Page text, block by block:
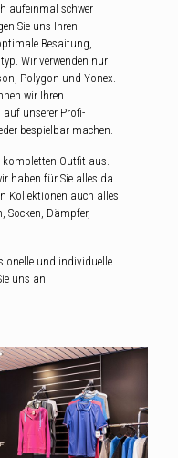
aufeinmal schwer
Sie uns Ihren
Besaitung,
Wir verwenden nur
Polygon und Yonex.
wir Ihren
unserer Profi-
bespielbar machen.
Outfit aus.
haben für Sie alles da.
Kollektionen auch alles
Socken, Dämpfer,
und individuelle
uns an!